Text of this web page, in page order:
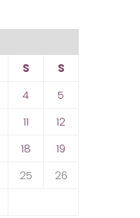
S
S
4
5
11
12
18
19
25
26